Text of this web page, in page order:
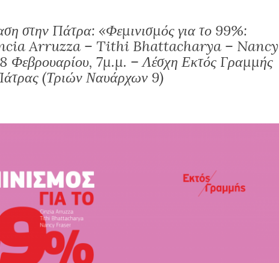
στην Πάτρα: «Φεμινισμός για το 99%:
Arruzza – Tithi Bhattacharya – Nancy
Φεβρουαρίου, 7μ.μ. – Λέσχη Εκτός Γραμμής
(Τριών Ναυάρχων 9)